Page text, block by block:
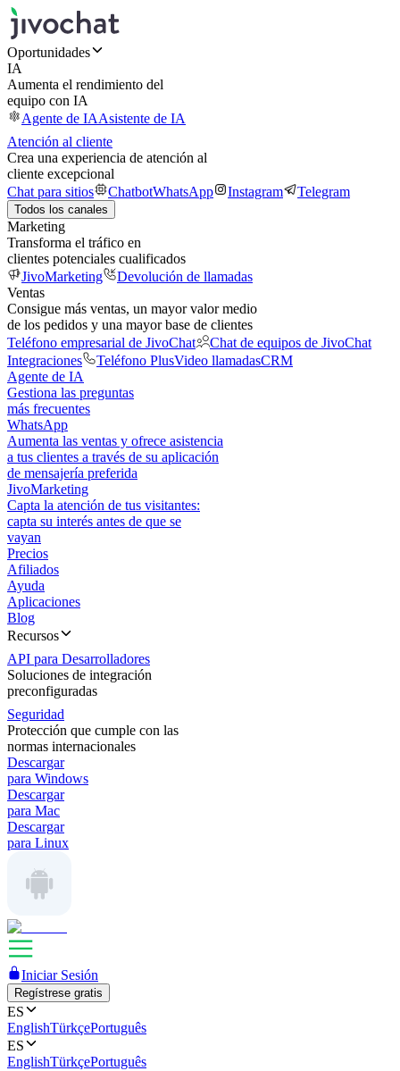
Oportunidades
IA
Aumenta el rendimiento del
equipo con IA
Agente de IAAsistente de IA
Atención al cliente
Crea una experiencia de atención al
cliente excepcional
Chat para sitios
ChatbotWhatsApp Instagram Telegram
Todos los canales
Marketing
Transforma el tráfico en
clientes potenciales cualificados
JivoMarketing
Devolución de llamadas
Ventas
Consigue más ventas, un mayor valor medio
de los pedidos y una mayor base de clientes
Teléfono empresarial de JivoChat
Chat de equipos de JivoChat
Integraciones
Teléfono PlusVideo llamadasCRM
Agente de IA
Gestiona las preguntas
más frecuentes
WhatsApp
Aumenta las ventas y ofrece asistencia
a tus clientes a través de su aplicación
de mensajería preferida
JivoMarketing
Capta la atención de tus visitantes:
capta su interés antes de que se
vayan
Precios
Afiliados
Ayuda
Aplicaciones
Blog
Recursos
API para Desarrolladores
Soluciones de integración
preconfiguradas
Seguridad
Protección que cumple con las
normas internacionales
Descargar
para Windows
Descargar
para Mac
Descargar
para Linux
Iniciar Sesión
Regístrese gratis
ES
EnglishTürkçePortuguês
ES
EnglishTürkçePortuguês